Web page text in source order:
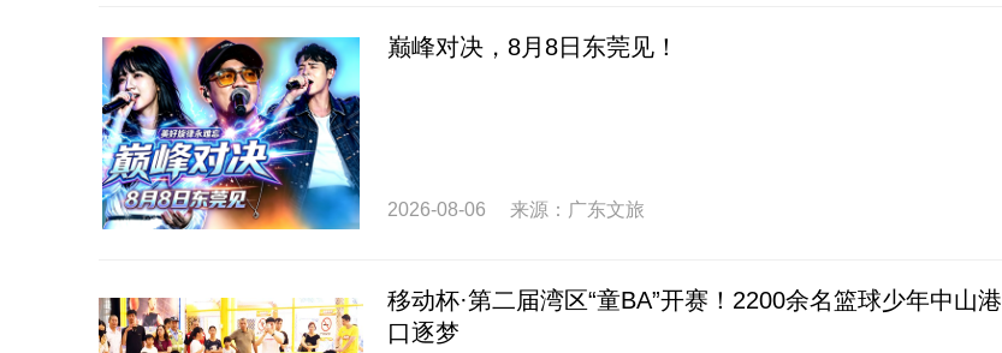
巅峰对决，8月8日东莞见！
2026-08-06 来源：广东文旅
移动杯·第二届湾区“童BA”开赛！2200余名篮球少年中山港
口逐梦